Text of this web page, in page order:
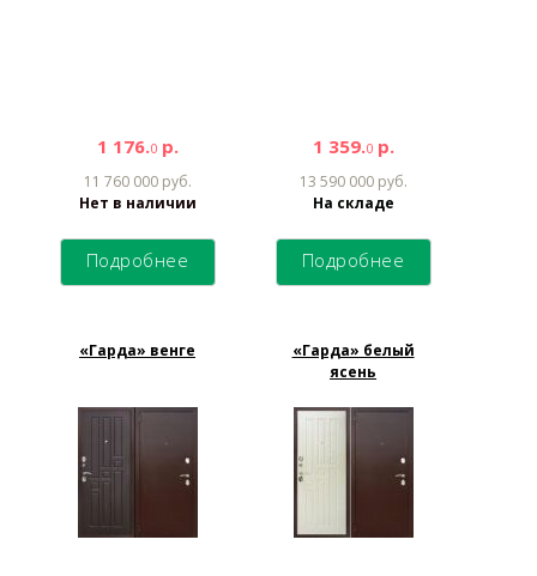
1 176.0р.
11 760 000 руб.
Нет в наличии
Подробнее
1 359.0р.
13 590 000 руб.
На складе
Подробнее
«Гарда» венге
«Гарда» белый
ясень